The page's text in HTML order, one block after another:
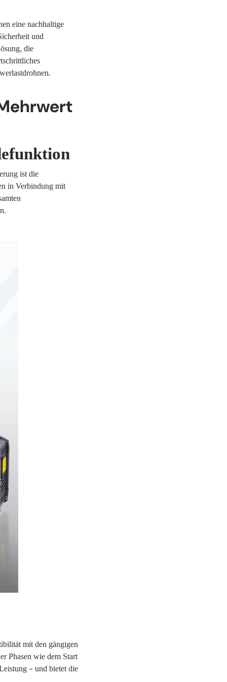
eine nachhaltige
und
die
ist die
in Verbindung mit
mit den gängigen
Phasen wie dem Start
– und bietet die